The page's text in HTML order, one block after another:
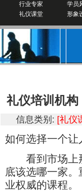
行业专家
学员
礼仪课堂 形象
礼仪培训机
信息类别: [礼仪
如何选择一个让
看到市场上
底该选哪一家
业权威的课程。